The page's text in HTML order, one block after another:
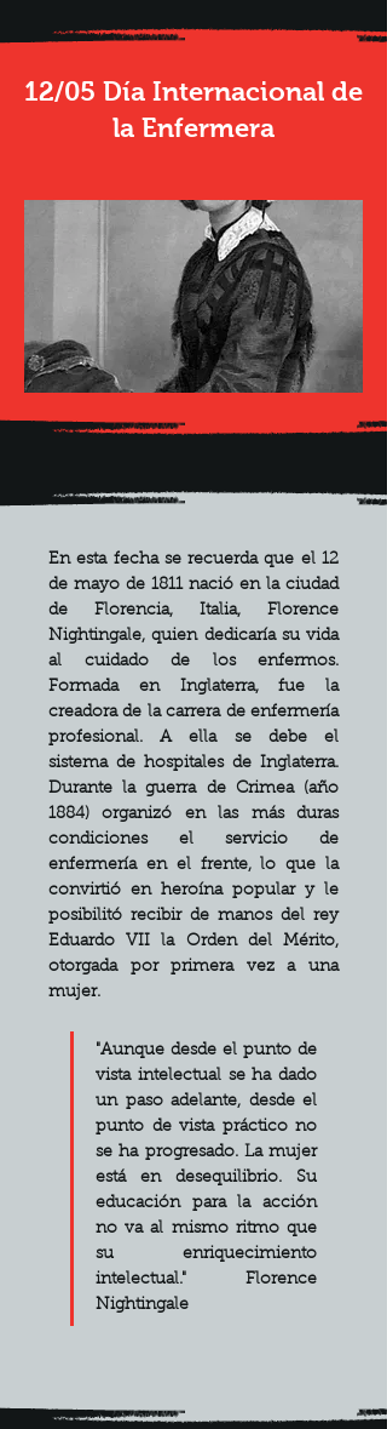
12/05 Día Internacional de
la Enfermera
En esta fecha se recuerda que el 12
de mayo de 1811 nació en la ciudad
de Florencia, Italia, Florence
Nightingale, quien dedicaría su vida
al cuidado de los enfermos.
Formada en Inglaterra, fue la
creadora de la carrera de enfermería
profesional. A ella se debe el
sistema de hospitales de Inglaterra.
Durante la guerra de Crimea (año
1884) organizó en las más duras
condiciones el servicio de
enfermería en el frente, lo que la
convirtió en heroína popular y le
posibilitó recibir de manos del rey
Eduardo VII la Orden del Mérito,
otorgada por primera vez a una
mujer.
"Aunque desde el punto de
vista intelectual se ha dado
un paso adelante, desde el
punto de vista práctico no
se ha progresado. La mujer
está en desequilibrio. Su
educación para la acción
no va al mismo ritmo que
su enriquecimiento
intelectual." Florence
Nightingale